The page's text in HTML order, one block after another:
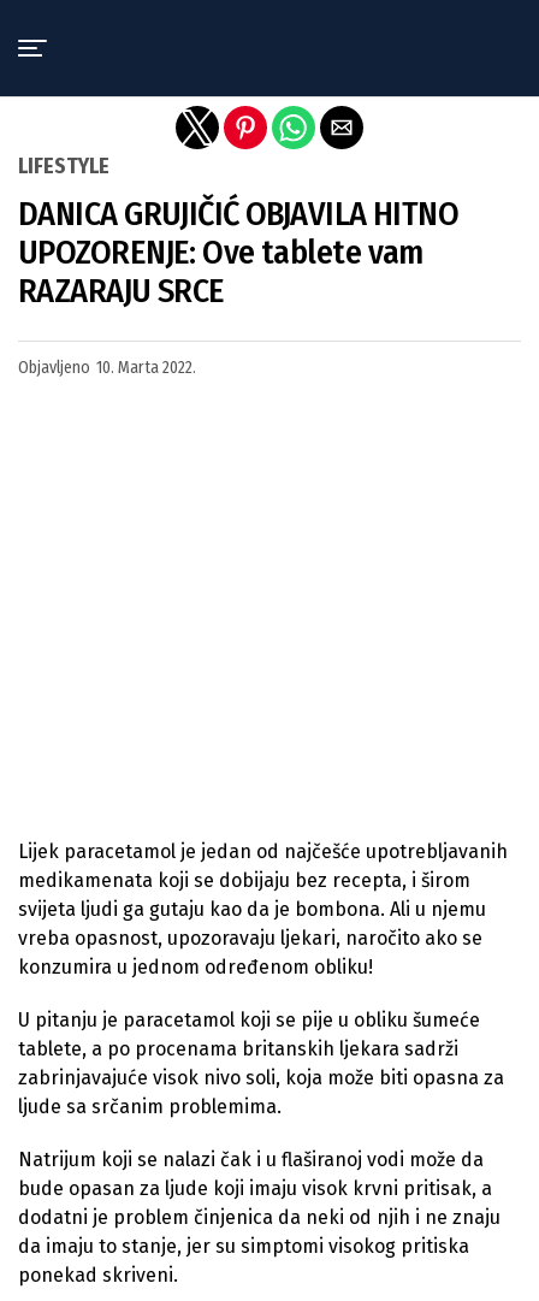
LIFESTYLE
DANICA GRUJIČIĆ OBJAVILA HITNO
UPOZORENJE: Ove tablete vam
RAZARAJU SRCE
Objavljeno 10. Marta 2022.
Lijek paracetamol je jedan od najčešće upotrebljavanih
medikamenata koji se dobijaju bez recepta, i širom
svijeta ljudi ga gutaju kao da je bombona. Ali u njemu
vreba opasnost, upozoravaju ljekari, naročito ako se
konzumira u jednom određenom obliku!
U pitanju je paracetamol koji se pije u obliku šumeće
tablete, a po procenama britanskih ljekara sadrži
zabrinjavajuće visok nivo soli, koja može biti opasna za
ljude sa srčanim problemima.
Natrijum koji se nalazi čak i u flaširanoj vodi može da
bude opasan za ljude koji imaju visok krvni pritisak, a
dodatni je problem činjenica da neki od njih i ne znaju
da imaju to stanje, jer su simptomi visokog pritiska
ponekad skriveni.